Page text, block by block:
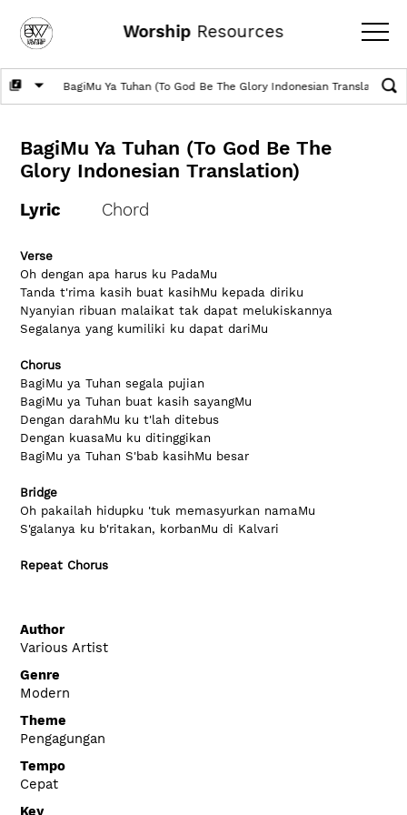
Worship Resources
BagiMu Ya Tuhan (To God Be The
Glory Indonesian Translation)
Lyric Chord
Verse
Oh dengan apa harus ku PadaMu
Tanda t'rima kasih buat kasihMu kepada diriku
Nyanyian ribuan malaikat tak dapat melukiskannya
Segalanya yang kumiliki ku dapat dariMu
Chorus
BagiMu ya Tuhan segala pujian
BagiMu ya Tuhan buat kasih sayangMu
Dengan darahMu ku t'lah ditebus
Dengan kuasaMu ku ditinggikan
BagiMu ya Tuhan S'bab kasihMu besar
Bridge
Oh pakailah hidupku 'tuk memasyurkan namaMu
S'galanya ku b'ritakan, korbanMu di Kalvari
Repeat Chorus
Author
Various Artist
Genre
Modern
Theme
Pengagungan
Tempo
Cepat
Key